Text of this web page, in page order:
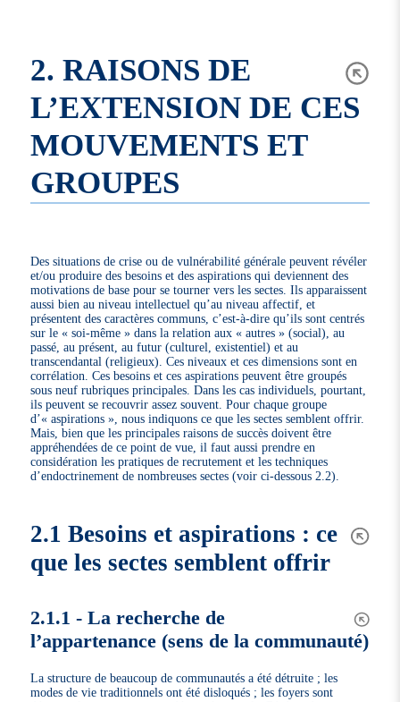
2. RAISONS DE
L’EXTENSION DE CES
MOUVEMENTS ET
GROUPES
Des situations de crise ou de vulnérabilité générale peuvent révéler
et/ou produire des besoins et des aspirations qui deviennent des
motivations de base pour se tourner vers les sectes. Ils apparaissent
aussi bien au niveau intellectuel qu’au niveau affectif, et
présentent des caractères communs, c’est-à-dire qu’ils sont centrés
sur le « soi-même » dans la relation aux « autres » (social), au
passé, au présent, au futur (culturel, existentiel) et au
transcendantal (religieux). Ces niveaux et ces dimensions sont en
corrélation. Ces besoins et ces aspirations peuvent être groupés
sous neuf rubriques principales. Dans les cas individuels, pourtant,
ils peuvent se recouvrir assez souvent. Pour chaque groupe
d’« aspirations », nous indiquons ce que les sectes semblent offrir.
Mais, bien que les principales raisons de succès doivent être
appréhendées de ce point de vue, il faut aussi prendre en
considération les pratiques de recrutement et les techniques
d’endoctrinement de nombreuses sectes (voir ci-dessous 2.2).
2.1 Besoins et aspirations : ce
que les sectes semblent offrir
2.1.1 - La recherche de
l’appartenance (sens de la communauté)
La structure de beaucoup de communautés a été détruite ; les
modes de vie traditionnels ont été disloqués ; les foyers sont